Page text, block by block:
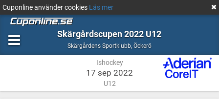
Cuponline använder cookies Läs mer
Skärgårdscupen 2022 U12
Skärgårdens Sportklubb, Ishockey
ÖckeröÖckerö
Ishockey
17 sep 2022
U12